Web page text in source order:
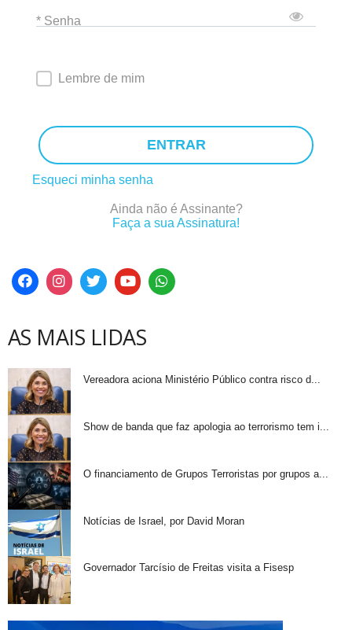
* Senha
Lembre de mim
ENTRAR
Esqueci minha senha
Ainda não é Assinante?
Faça a sua Assinatura!
AS MAIS LIDAS
Vereadora aciona Ministério Público contra risco d...
Show de banda que faz apologia ao terrorismo tem i...
O financiamento de Grupos Terroristas por grupos a...
Notícias de Israel, por David Moran
Governador Tarcísio de Freitas visita a Fisesp